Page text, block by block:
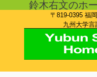
鈴木右文のホ
〒819-0395 福岡
九州大学言語